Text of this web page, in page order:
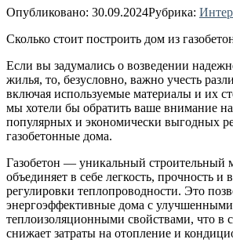
Опубликовано: 30.09.2024Рубрика:
Сколько стоит построить дом из
Если вы задумались о возведении
жилья, то, безусловно, важно учесть
включая используемые материалы и их
мы хотели бы обратить ваше внимание
популярных и экономически выгодных
газобетонные дома.
Газобетон — уникальный строительный
объединяет в себе легкость, прочность и
регулировки теплопроводности. Это
энергоэффективные дома с улучшенными
теплоизоляционными свойствами, что в
снижает затраты на отопление и